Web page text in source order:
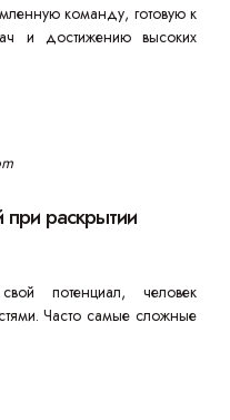
команду, готовую к
и достижению высоких
раскрытии
потенциал, человек
Часто самые сложные